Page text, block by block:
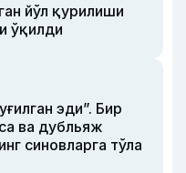
йўл қурилиши
ўқилди
эди”. Бир
ва дубльяж
синовларга тўла